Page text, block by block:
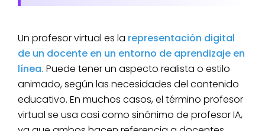
Un profesor virtual es la representación digital
de un docente en un entorno de aprendizaje en
línea. Puede tener un aspecto realista o estilo
animado, según las necesidades del contenido
educativo. En muchos casos, el término profesor
virtual se usa casi como sinónimo de profesor IA,